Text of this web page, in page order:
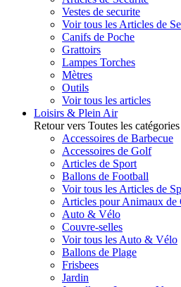
Vestes de securite
Voir tous les Articles de
Canifs de Poche
Grattoirs
Lampes Torches
Mètres
Outils
Voir tous les articles
Loisirs & Plein Air
Retour vers Toutes les catégories
Accessoires de Barbecue
Accessoires de Golf
Articles de Sport
Ballons de Football
Voir tous les Articles de
Articles pour Animaux de
Auto & Vélo
Couvre-selles
Voir tous les Auto & Vélo
Ballons de Plage
Frisbees
Jardin